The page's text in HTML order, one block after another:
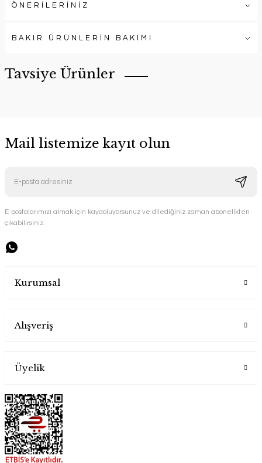
ÖNERİLERİNİZ
BAKIR ÜRÜNLERİN BAKIMI
Tavsiye Ürünler
Handygoo Antepia Dövme Bakır Tencere Seti
Mail listemize kayıt olun
E-postalarımızı almak için kaydoluyorsunuz ve dilediğiniz zaman abonelikten
çıkabilirsiniz.
Kurumsal
Alışveriş
Üyelik